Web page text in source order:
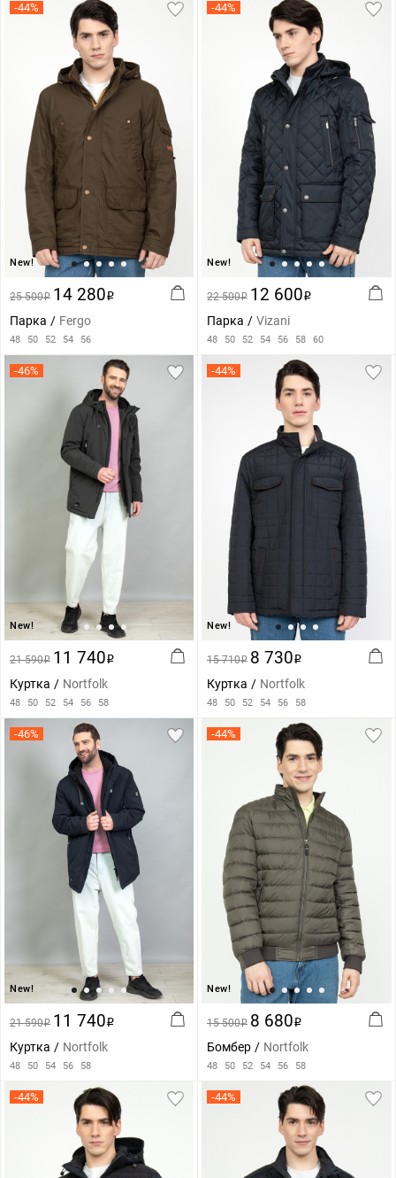
-44%
New!
25 500i 14 280i
Парка Fergo
48 50 52 54 56
-44%
New!
22 500i 12 600i
Парка Vizani
48 50 52 54 56 58 60
-46%
New!
21 590i 11 740i
Куртка Nortfolk
48 50 52 54 56 58
-44%
New!
15 710i 8 730i
Куртка Nortfolk
48 50 52 54 56 58
-46%
New!
21 590i 11 740i
Куртка Nortfolk
48 50 54 56 58
-44%
New!
15 500i 8 680i
Бомбер Nortfolk
48 50 52 54 56 58
-44% -44%